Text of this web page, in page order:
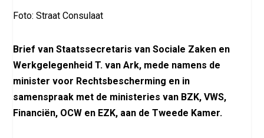
Foto: Straat Consulaat
Brief van Staatssecretaris van Sociale Zaken en
Werkgelegenheid T. van Ark, mede namens de
minister voor Rechtsbescherming en in
samenspraak met de ministeries van BZK, VWS,
Financiën, OCW en EZK, aan de Tweede Kamer.